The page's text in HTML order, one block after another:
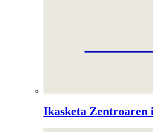
Ikasketa Zentroaren